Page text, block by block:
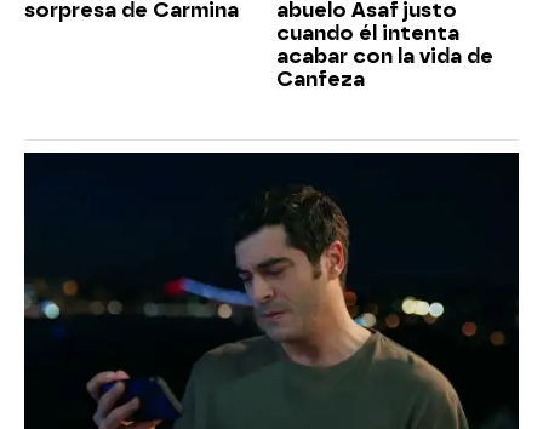
sorpresa de Carmina
abuelo Asaf justo
cuando él intenta
acabar con la vida de
Canfeza